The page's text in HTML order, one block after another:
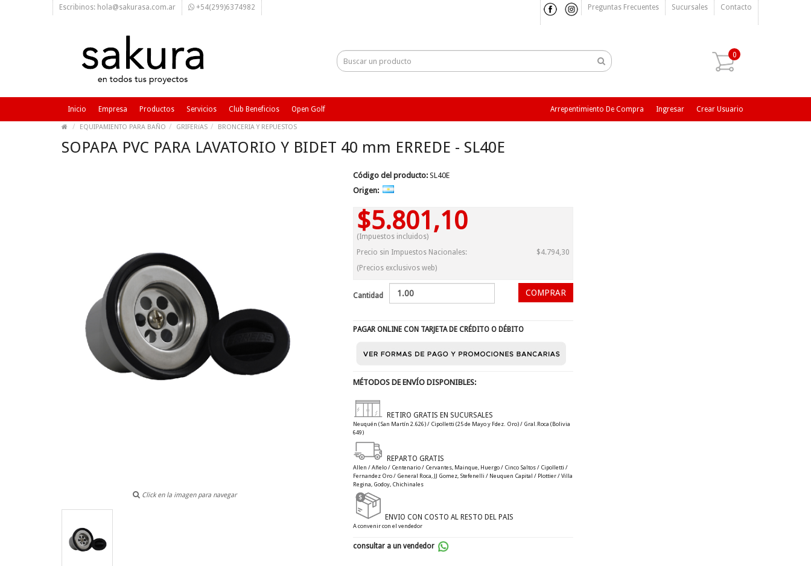
Escribinos: hola@sakurasa.com.ar +54(299)6374982 Preguntas Frecuentes Sucursales Contacto
0
Inicio Empresa Productos Servicios Club Beneficios Open Golf Crear Usuario
Ingresar
Arrepentimiento De Compra
EQUIPAMIENTO PARA BAÑO GRIFERíAS BRONCERIA Y REPUESTOS
SOPAPA PVC PARA LAVATORIO Y BIDET 40 mm ERREDE - SL40E
Click en la imagen para navegar
Código del producto: SL40E
Origen:
$5.801,10
(Impuestos incluidos)
Precio sin Impuestos Nacionales:
$4.794,30
(Precios exclusivos web)
Cantidad
PAGAR ONLINE CON TARJETA DE CRÉDITO O DÉBITO
MÉTODOS DE ENVÍO DISPONIBLES:
RETIRO GRATIS EN SUCURSALES
Neuquén (San Martín 2.626) / Cipolletti (25 de Mayo y Fdez. Oro) / Gral.Roca (Bolivia
649)
REPARTO GRATIS
Allen / Añelo / Centenario / Cervantes, Mainque, Huergo / Cinco Saltos / Cipolletti /
Fernandez Oro / General Roca, JJ Gomez, Stefenelli / Neuquen Capital / Plottier / Villa
Regina, Godoy, Chichinales
ENVIO CON COSTO AL RESTO DEL PAIS
A convenir con el vendedor
consultar a un vendedor